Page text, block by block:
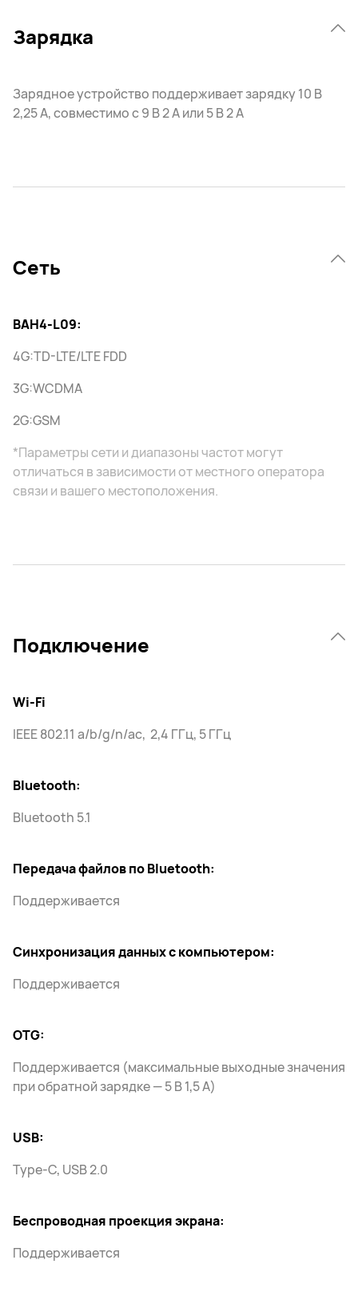
Зарядка
Зарядное устройство поддерживает зарядку 10 В
2,25 A, совместимо с 9 В 2 А или 5 В 2 А
Сеть
BAH4-L09:
4G:TD-LTE/LTE FDD
3G:WCDMA
2G:GSM
*Параметры сети и диапазоны частот могут
отличаться в зависимости от местного оператора
связи и вашего местоположения.
Подключение
Wi-Fi
IEEE 802.11 a/b/g/n/ac, 2,4 ГГц, 5 ГГц
Bluetooth:
Bluetooth 5.1
Передача файлов по Bluetooth:
Поддерживается
Синхронизация данных с компьютером:
Поддерживается
OTG:
Поддерживается (максимальные выходные значения
при обратной зарядке — 5 В 1,5 А)
USB:
Type-C, USB 2.0
Беспроводная проекция экрана:
Поддерживается